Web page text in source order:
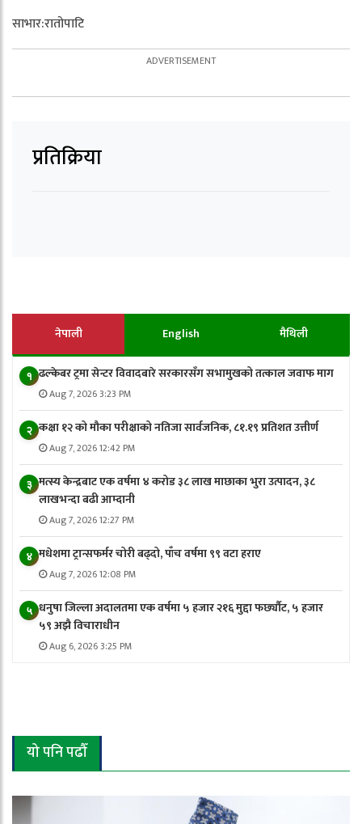
साभार:रातोपाटि
प्रतिक्रिया
नेपाली English मैथिली
१ ढल्केबर ट्रमा सेन्टर विवादबारे सरकारसँग सभामुखको तत्काल जवाफ माग
Aug 7, 2026 3:23 PM
२ कक्षा १२ को मौका परीक्षाको नतिजा सार्वजनिक, ८१.१९ प्रतिशत उत्तीर्ण
Aug 7, 2026 12:42 PM
३ मत्स्य केन्द्रबाट एक वर्षमा ४ करोड ३८ लाख माछाका भुरा उत्पादन, ३८
लाखभन्दा बढी आम्दानी
Aug 7, 2026 12:27 PM
४ मधेशमा ट्रान्सफर्मर चोरी बढ्दो, पाँच वर्षमा ९९ वटा हराए
Aug 7, 2026 12:08 PM
५ धनुषा जिल्ला अदालतमा एक वर्षमा ५ हजार २१६ मुद्दा फर्छ्यौट, ५ हजार
५९ अझै विचाराधीन
Aug 6, 2026 3:25 PM
यो पनि पढौँ